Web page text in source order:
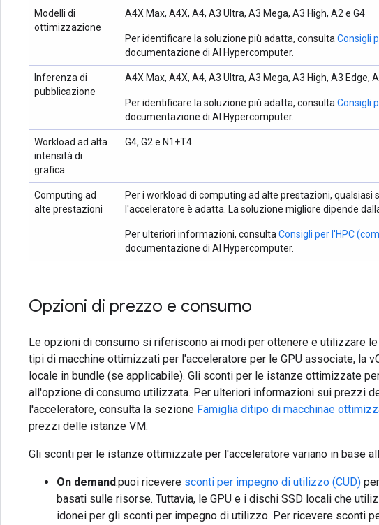
Modelli di
ottimizzazione
A4X Max, A4X, A4, A3 Ultra, A3 Mega, A3 High, A2 e G4
Per identificare la soluzione più adatta, consulta Consigli
documentazione di AI Hypercomputer.
Inferenza di
pubblicazione
A4X Max, A4X, A4, A3 Ultra, A3 Mega, A3 High, A3 Edge,
Per identificare la soluzione più adatta, consulta Consigli
documentazione di AI Hypercomputer.
Workload ad alta
intensità di
grafica
G4, G2 e N1+T4
Computing ad
alte prestazioni
Per i workload di computing ad alte prestazioni,
l'acceleratore è adatta. La soluzione migliore dipende
Per ulteriori informazioni, consulta Consigli per l'HPC
documentazione di AI Hypercomputer.
Opzioni di prezzo e consumo
Le opzioni di consumo si riferiscono ai modi per ottenere e utilizzare
tipi di macchine ottimizzati per l'acceleratore per le GPU associate, la
locale in bundle (se applicabile). Gli sconti per le istanze ottimizzate
all'opzione di consumo utilizzata. Per ulteriori informazioni sui prezzi
l'acceleratore, consulta la sezione Famiglia ditipo di macchinae
prezzi delle istanze VM.
Gli sconti per le istanze ottimizzate per l'acceleratore variano in base
On demand:puoi ricevere sconti per impegno di utilizzo (CUD)
basati sulle risorse. Tuttavia, le GPU e i dischi SSD locali che
idonei per gli sconti per impegno di utilizzo. Per ricevere sconti